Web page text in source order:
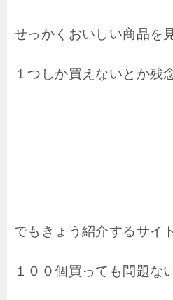
せっかくおいしい商品を
１つしか買えないとか残
でもきょう紹介するサイ
１００個買っても問題な